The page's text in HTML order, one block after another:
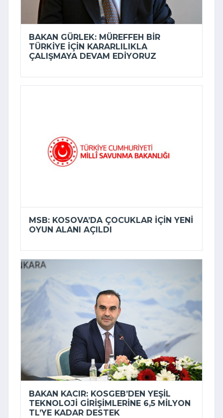
BAKAN GÜRLEK: MÜREFFEH BIR
TÜRKIYE IÇIN KARARLILIKLA
ÇALIŞMAYA DEVAM EDIYORUZ
MSB: KOSOVA’DA ÇOCUKLAR IÇIN YENI
OYUN ALANI AÇILDI
BAKAN KACIR: KOSGEB’DEN YEŞIL
TEKNOLOJI GIRIŞIMLERINE 6,5 MILYON
TL’YE KADAR DESTEK